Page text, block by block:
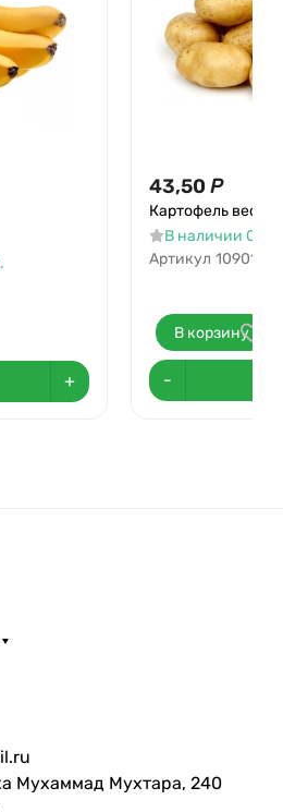
+
43,50 Р
Картофель вес
В наличии 0.3
Артикул 10901
В корзину
-
Мухаммад Мухтара, 240